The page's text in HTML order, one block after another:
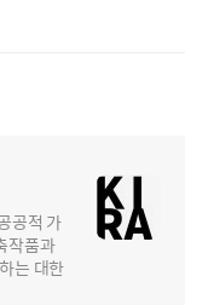
공적 가
작품과
는 대한